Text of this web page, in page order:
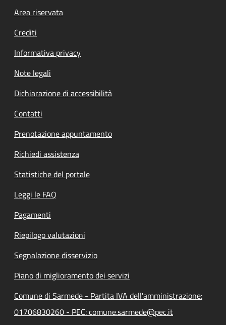
Footer menu
Area riservata
Crediti
Informativa privacy
Note legali
Dichiarazione di accessibilità
Contatti
Prenotazione appuntamento
Richiedi assistenza
Statistiche del portale
Leggi le FAQ
Pagamenti
Riepilogo valutazioni
Segnalazione disservizio
Piano di miglioramento dei servizi
Comune di Sarmede - Partita IVA dell'amministrazione:
01706830260 - PEC: comune.sarmede@pec.it